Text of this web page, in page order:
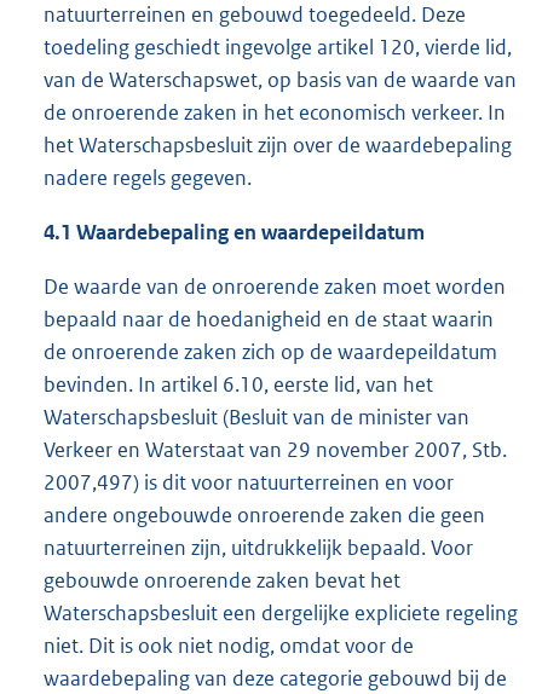
natuurterreinen en gebouwd toegedeeld. Deze
toedeling geschiedt ingevolge artikel 120, vierde lid,
van de Waterschapswet, op basis van de waarde van
de onroerende zaken in het economisch verkeer. In
het Waterschapsbesluit zijn over de waardebepaling
nadere regels gegeven.
4.1 Waardebepaling en waardepeildatum
De waarde van de onroerende zaken moet worden
bepaald naar de hoedanigheid en de staat waarin
de onroerende zaken zich op de waardepeildatum
bevinden. In artikel 6.10, eerste lid, van het
Waterschapsbesluit (Besluit van de minister van
Verkeer en Waterstaat van 29 november 2007, Stb.
2007,497) is dit voor natuurterreinen en voor
andere ongebouwde onroerende zaken die geen
natuurterreinen zijn, uitdrukkelijk bepaald. Voor
gebouwde onroerende zaken bevat het
Waterschapsbesluit een dergelijke expliciete regeling
niet. Dit is ook niet nodig, omdat voor de
waardebepaling van deze categorie gebouwd bij de